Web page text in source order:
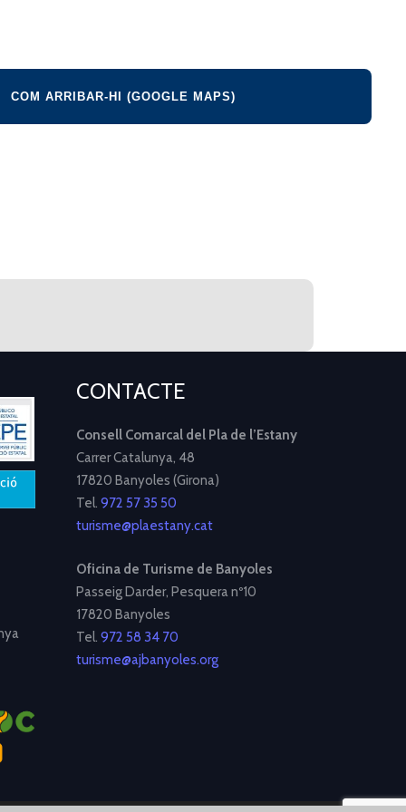
COM ARRIBAR-HI (GOOGLE MAPS)
CONTACTE
Consell Comarcal del Pla de l’Estany
Carrer Catalunya, 48
17820 Banyoles (Girona)
Tel. 972 57 35 50
turisme@plaestany.cat
Oficina de Turisme de Banyoles
Passeig Darder, Pesquera nº10
17820 Banyoles
Tel. 972 58 34 70
turisme@ajbanyoles.org